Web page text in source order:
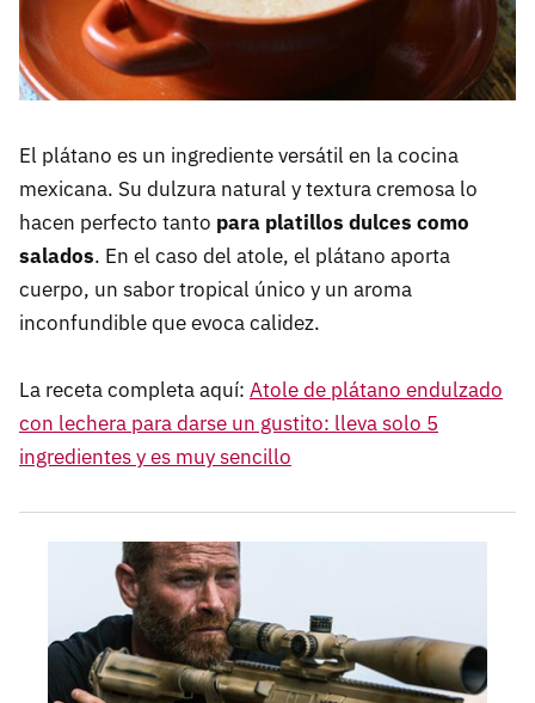
El plátano es un ingrediente versátil en la cocina
mexicana. Su dulzura natural y textura cremosa lo
hacen perfecto tanto para platillos dulces como
salados. En el caso del atole, el plátano aporta
cuerpo, un sabor tropical único y un aroma
inconfundible que evoca calidez.
La receta completa aquí: Atole de plátano endulzado
con lechera para darse un gustito: lleva solo 5
ingredientes y es muy sencillo